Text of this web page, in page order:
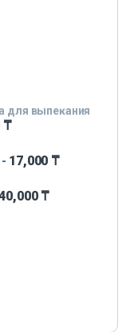
для выпеĸания
₸
- 17,000 ₸
₸